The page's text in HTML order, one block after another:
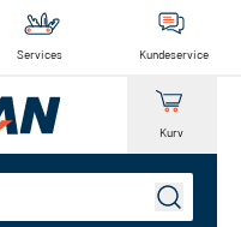
Services Kundeservice
Kurv
Søg